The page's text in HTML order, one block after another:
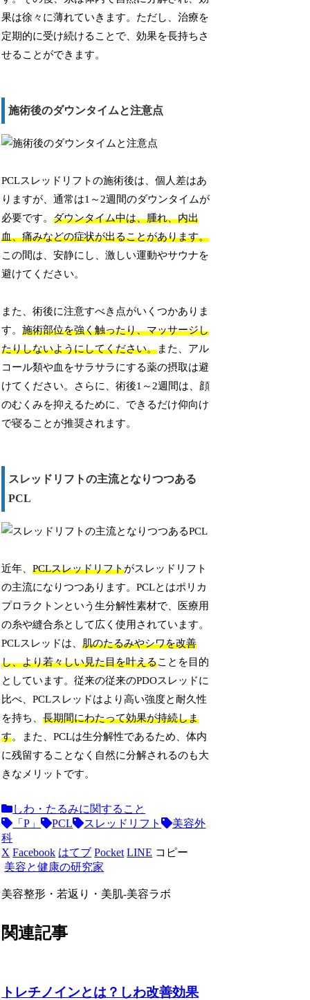
果は徐々に薄れていきます。ただし、治療を
定期的に受け続けることで、効果を長持ちさ
せることができます。
施術後のダウンタイムと注意点
PCLスレッドリフトの施術後は、個人差はあ
りますが、通常は1～2週間のダウンタイムが
必要です。ダウンタイム中は、腫れ、内出
血、痛みなどの症状が出ることがあります。
この間は、安静にし、激しい運動やサウナを
避けてください。
また、術後に注意すべき点がいくつかありま
す。施術部位を強く触ったり、マッサージし
たりしないようにしてください。また、アル
コール類や血をサラサラにする薬の摂取は避
けてください。さらに、術後1～2週間は、顔
のむくみを抑えるために、できるだけ仰向け
で寝ることが推奨されます。
スレッドリフトの主流となりつつある
PCL
近年、PCLスレッドリフトがスレッドリフト
の主流になりつつあります。PCLとはポリカ
プロラクトンという生分解性素材で、医療用
の糸や縫合糸として広く使用されています。
PCLスレッドは、肌のたるみやシワを改善
し、より若々しい見た目を叶えることを目的
としています。従来の従来のPDOスレッドに
比べ、PCLスレッドはより高い強度と耐久性
を持ち、長期間にわたって効果が持続しま
す。また、PCLは生分解性であるため、体内
に残留することなく自然に分解されるのも大
きなメリットです。
しわ・たるみに関すること
「P」
PCL スレッドリフト
美容外
科
X Facebook はてブ Pocket LINE コピー
美容と健康の研究家
美容整形・若返り・美肌-美容ラボ
関連記事
トレチノインとは？しわ改善効果